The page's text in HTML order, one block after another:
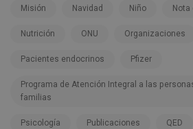
Misión Navidad Niño Nota
Nutrición ONU Organizaciones
Pacientes endocrinos Pfizer
Programa de Atención Integral a las
familias
Psicología Publicaciones QED